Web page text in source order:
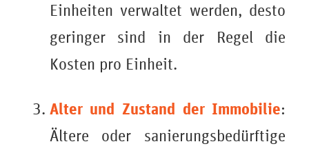
Einheiten verwaltet werden, desto
geringer sind in der Regel die
Kosten pro Einheit.
Alter und Zustand der Immobilie:
Ältere oder sanierungsbedürftige